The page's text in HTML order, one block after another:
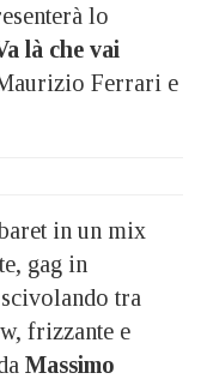
lo
là che vai
Ferrari e
in un mix
gag in
tra
frizzante e
Massimo